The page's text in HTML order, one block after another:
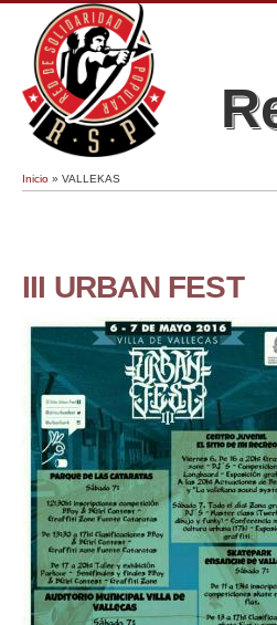
Se encuentra usted aquí
Inicio » VALLEKAS
III URBAN FEST